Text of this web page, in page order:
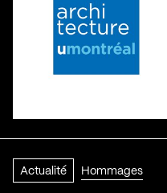
Actualité Hommages